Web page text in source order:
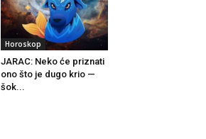
Horoskop
JARAC: Neko će priznati
ono što je dugo krio —
šok...